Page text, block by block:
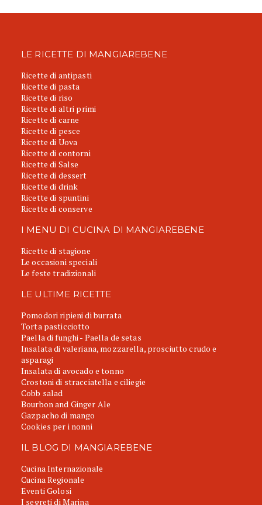
LE RICETTE DI MANGIAREBENE
Ricette di antipasti
Ricette di pasta
Ricette di riso
Ricette di altri primi
Ricette di carne
Ricette di pesce
Ricette di Uova
Ricette di contorni
Ricette di Salse
Ricette di dessert
Ricette di drink
Ricette di spuntini
Ricette di conserve
I MENU DI CUCINA DI MANGIAREBENE
Ricette di stagione
Le occasioni speciali
Le feste tradizionali
LE ULTIME RICETTE
Pomodori ripieni di burrata
Torta pasticciotto
Paella di funghi - Paella de setas
Insalata di valeriana, mozzarella, prosciutto crudo e
asparagi
Insalata di avocado e tonno
Crostoni di stracciatella e ciliegie
Cobb salad
Bourbon and Ginger Ale
Gazpacho di mango
Cookies per i nonni
IL BLOG DI MANGIAREBENE
Cucina Internazionale
Cucina Regionale
Eventi Golosi
I segreti di Marina